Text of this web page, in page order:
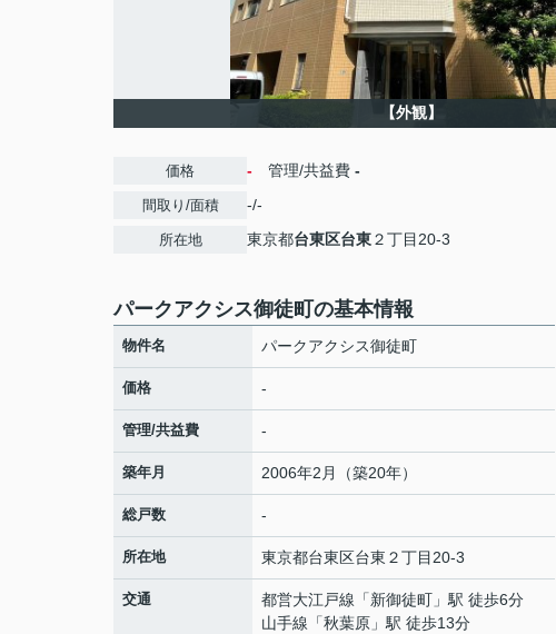
【外観】
価格 - 管理/共益費 -
間取り/面積 -/-
所在地 東京都台東区台東２丁目20-3
パークアクシス御徒町の基本情報
物件名 パークアクシス御徒町
価格 -
管理/共益費 -
築年月 2006年2月（築20年）
総戸数 -
所在地 東京都台東区台東 ２丁目20-3
交通 都営大江戸線 「新御徒町 」駅 徒歩6分
山手線 「秋葉原 」駅 徒歩13分